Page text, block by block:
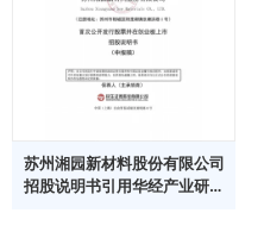
苏州湘园新材料股份有限公司
招股说明书引用华经产业研究